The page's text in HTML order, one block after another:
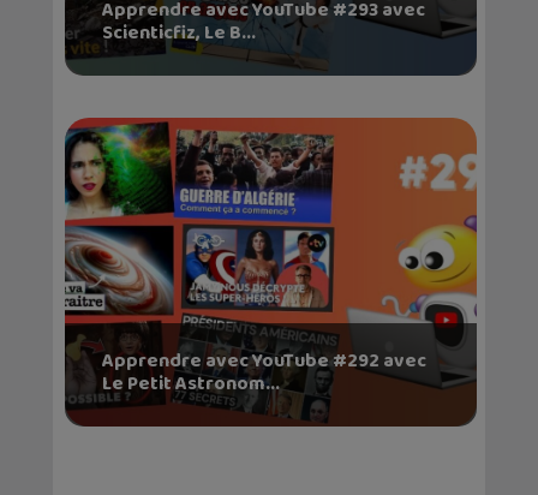
Apprendre avec YouTube #293 avec
Scienticfiz, Le B...
Apprendre avec YouTube #292 avec
Le Petit Astronom...